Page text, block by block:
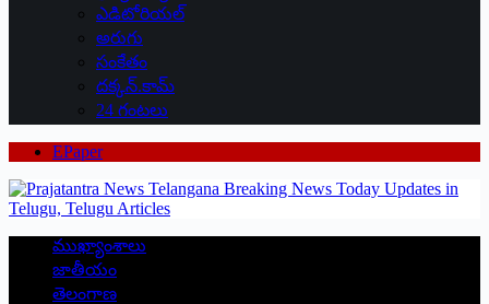
ఎడిటోరియల్
అరుగు
సంకేతం
దక్కన్.కామ్
24 గంటలు
EPaper
ముఖ్యాంశాలు
జాతీయం
తెలంగాణ